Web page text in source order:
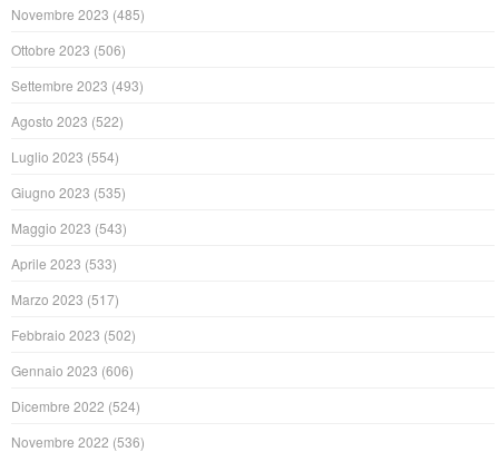
Novembre 2023 (485)
Ottobre 2023 (506)
Settembre 2023 (493)
Agosto 2023 (522)
Luglio 2023 (554)
Giugno 2023 (535)
Maggio 2023 (543)
Aprile 2023 (533)
Marzo 2023 (517)
Febbraio 2023 (502)
Gennaio 2023 (606)
Dicembre 2022 (524)
Novembre 2022 (536)